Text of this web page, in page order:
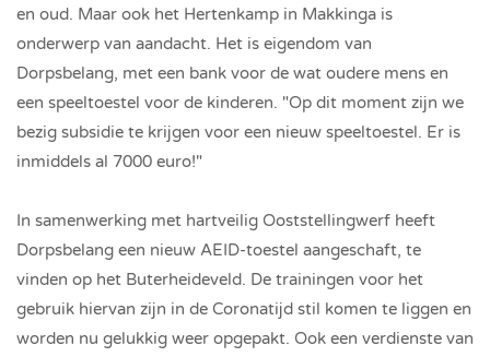
en oud. Maar ook het Hertenkamp in Makkinga is
onderwerp van aandacht. Het is eigendom van
Dorpsbelang, met een bank voor de wat oudere mens en
een speeltoestel voor de kinderen. "Op dit moment zijn we
bezig subsidie te krijgen voor een nieuw speeltoestel. Er is
inmiddels al 7000 euro!"
In samenwerking met hartveilig Ooststellingwerf heeft
Dorpsbelang een nieuw AEID-toestel aangeschaft, te
vinden op het Buterheideveld. De trainingen voor het
gebruik hiervan zijn in de Coronatijd stil komen te liggen en
worden nu gelukkig weer opgepakt. Ook een verdienste van